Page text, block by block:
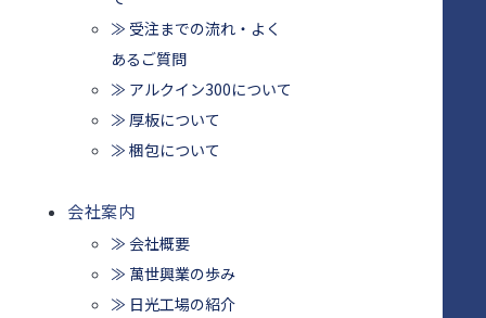
≫ 受注までの流れ・よく
あるご質問
≫ アルクイン300について
≫ 厚板について
≫ 梱包について
会社案内
≫ 会社概要
≫ 萬世興業の歩み
≫ 日光工場の紹介